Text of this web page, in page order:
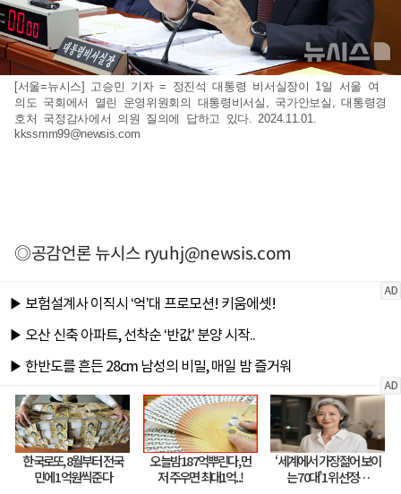
[서울=뉴시스] 고승민 기자 = 정진석 대통령 비서실장이 1일 서울 여
의도 국회에서 열린 운영위원회의 대통령비서실, 국가안보실, 대통령경
호처 국정감사에서 의원 질의에 답하고 있다. 2024.11.01.
kkssmm99@newsis.com
◎공감언론 뉴시스ryuhj@newsis.com